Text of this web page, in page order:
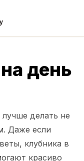
день
делать не
Даже если
клубника в
красиво